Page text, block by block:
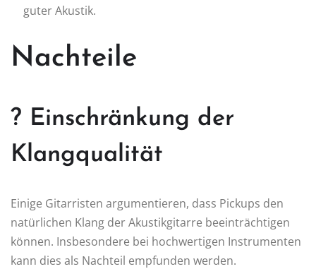
guter Akustik.
Nachteile
? Einschränkung der
Klangqualität
Einige Gitarristen argumentieren, dass Pickups den
natürlichen Klang der Akustikgitarre beeinträchtigen
können. Insbesondere bei hochwertigen Instrumenten
kann dies als Nachteil empfunden werden.